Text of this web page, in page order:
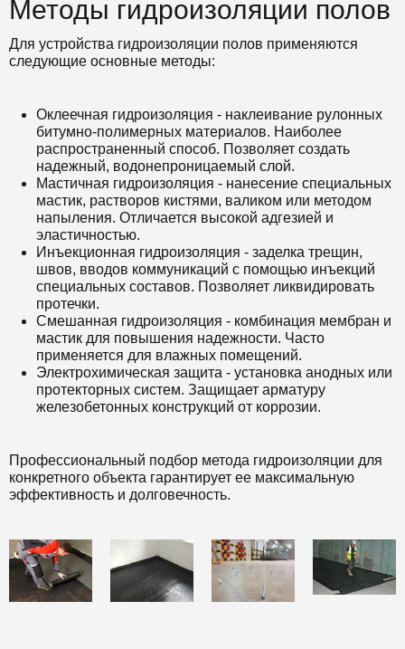
Методы гидроизоляции полов
Для устройства гидроизоляции полов применяются
следующие основные методы:
Оклеечная гидроизоляция - наклеивание рулонных
битумно-полимерных материалов. Наиболее
распространенный способ. Позволяет создать
надежный, водонепроницаемый слой.
Мастичная гидроизоляция - нанесение специальных
мастик, растворов кистями, валиком или методом
напыления. Отличается высокой адгезией и
эластичностью.
Инъекционная гидроизоляция - заделка трещин,
швов, вводов коммуникаций с помощью инъекций
специальных составов. Позволяет ликвидировать
протечки.
Смешанная гидроизоляция - комбинация мембран и
мастик для повышения надежности. Часто
применяется для влажных помещений.
Электрохимическая защита - установка анодных или
протекторных систем. Защищает арматуру
железобетонных конструкций от коррозии.
Профессиональный подбор метода гидроизоляции для
конкретного объекта гарантирует ее максимальную
эффективность и долговечность.